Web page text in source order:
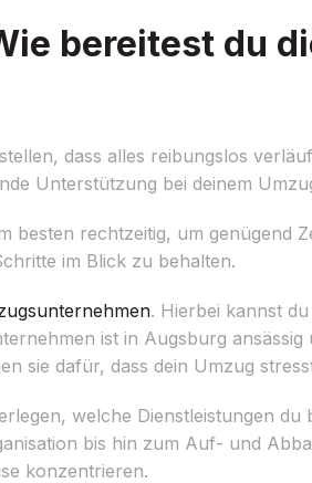
bereitest du
dass alles reibungslos
Unterstützung bei deinem
besten rechtzeitig, um genügend
im Blick zu behalten.
. Hierbei kannst
ist in Augsburg
sie dafür, dass dein Umzug
welche Dienstleistungen du
bis hin zum Auf- und
konzentrieren.